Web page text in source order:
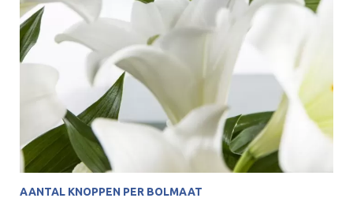
AANTAL KNOPPEN PER BOLMAAT